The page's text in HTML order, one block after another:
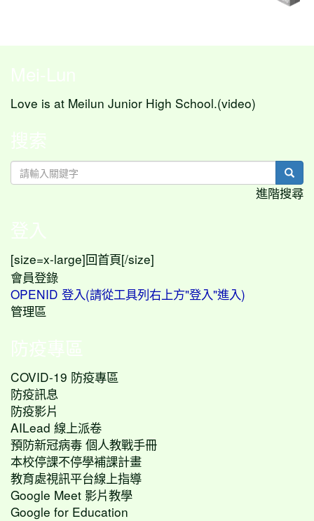
Mei-Lun
Love is at Meilun Junior High School.(video)
搜索
進階搜尋
登入
[size=x-large] 回首頁[/size]
會員登錄
OPENID 登入(請從工具列右上方"登入"進入)
管理區
防疫專區
COVID-19 防疫專區
防疫訊息
防疫影片
AILead 線上派卷
預防新冠病毒 個人教戰手冊
本校停課不停學補課計畫
教育處視訊平台線上指導
Google Meet 影片教學
Google for Education